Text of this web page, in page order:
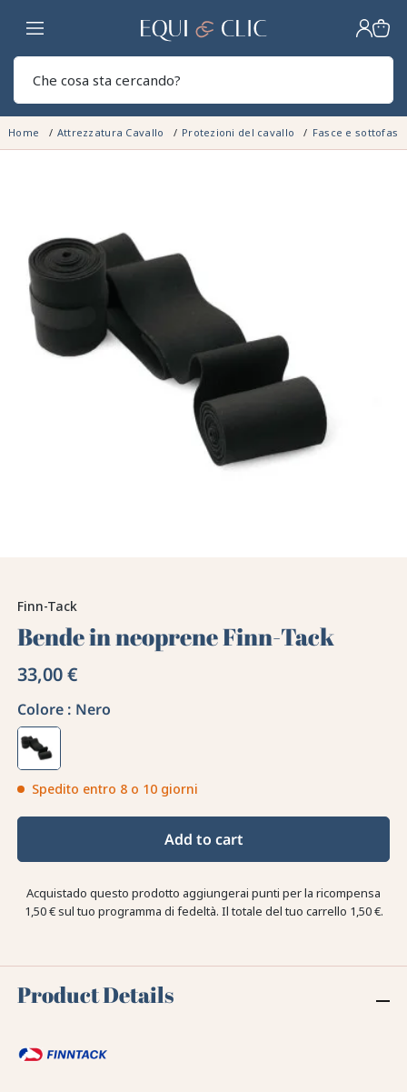
Casa
Home Attrezzatura Cavallo Protezioni del cavallo Fasce e
Finn-Tack
Bende in neoprene Finn-Tack
33,00 €
Colore : Nero
Spedito entro 8 o 10 giorni
Add to cart
Acquistado questo prodotto aggiungerai punti per la ricompensa
1,50 €sul tuo programma di fedeltà. Il totale del tuo carrello 1,50 €.
Product Details